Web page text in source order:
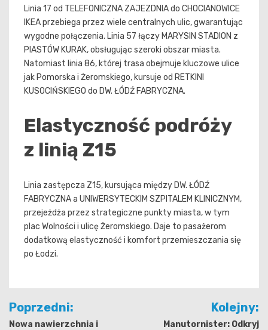
Linia 17 od TELEFONICZNA ZAJEZDNIA do CHOCIANOWICE
IKEA przebiega przez wiele centralnych ulic, gwarantując
wygodne połączenia. Linia 57 łączy MARYSIN STADION z
PIASTÓW KURAK, obsługując szeroki obszar miasta.
Natomiast linia 86, której trasa obejmuje kluczowe ulice
jak Pomorska i Żeromskiego, kursuje od RETKINI
KUSOCIŃSKIEGO do DW. ŁÓDŹ FABRYCZNA.
Elastyczność podróży
z linią Z15
Linia zastępcza Z15, kursująca między DW. ŁÓDŹ
FABRYCZNA a UNIWERSYTECKIM SZPITALEM KLINICZNYM,
przejeżdża przez strategiczne punkty miasta, w tym
plac Wolności i ulicę Żeromskiego. Daje to pasażerom
dodatkową elastyczność i komfort przemieszczania się
po Łodzi.
Nawigacja
wpisu
Poprzedni:
Nowa nawierzchnia i
Kolejny:
Manutornister: Odkryj